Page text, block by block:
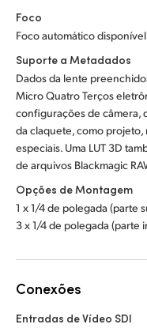
Foco
Foco automático
Suporte a Metadados
Dados da lente
Micro Quatro Terços
configurações de câmera,
da claquete, como projeto,
especiais. Uma LUT 3D
de arquivos Blackmagic
Opções de Montagem
1 x 1/4 de polegada (parte
3 x 1/4 de polegada (parte
Conexões
Entradas de Vídeo SDI